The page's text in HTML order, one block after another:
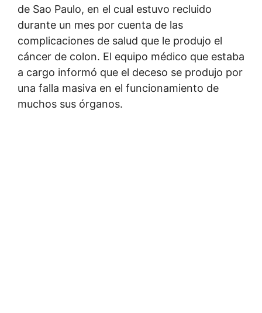
de Sao Paulo, en el cual estuvo recluido
durante un mes por cuenta de las
complicaciones de salud que le produjo el
cáncer de colon. El equipo médico que estaba
a cargo informó que el deceso se produjo por
una falla masiva en el funcionamiento de
muchos sus órganos.